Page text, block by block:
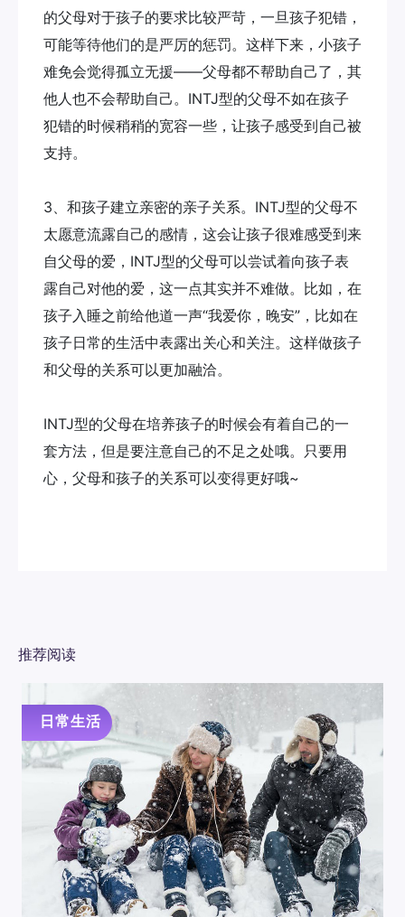
的父母对于孩子的要求比较严苛，一旦孩子犯错，
可能等待他们的是严厉的惩罚。这样下来，小孩子
难免会觉得孤立无援——父母都不帮助自己了，其
他人也不会帮助自己。INTJ型的父母不如在孩子
犯错的时候稍稍的宽容一些，让孩子感受到自己被
支持。
3、和孩子建立亲密的亲子关系。INTJ型的父母不
太愿意流露自己的感情，这会让孩子很难感受到来
自父母的爱，INTJ型的父母可以尝试着向孩子表
露自己对他的爱，这一点其实并不难做。比如，在
孩子入睡之前给他道一声“我爱你，晚安”，比如在
孩子日常的生活中表露出关心和关注。这样做孩子
和父母的关系可以更加融洽。
INTJ型的父母在培养孩子的时候会有着自己的一
套方法，但是要注意自己的不足之处哦。只要用
心，父母和孩子的关系可以变得更好哦~
推荐阅读
日常生活